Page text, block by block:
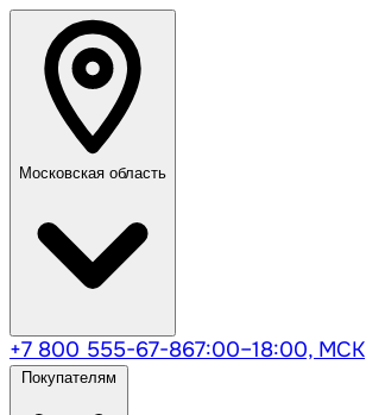
Московская область
+7 800 555-67-867:00–18:00, МСК